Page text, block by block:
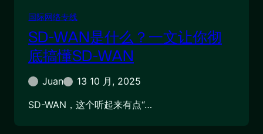
国际网络专线
SD-WAN是什么？一文让你彻
底搞懂SD-WAN
Juan
13 10 月, 2025
SD-WAN，这个听起来有点“…